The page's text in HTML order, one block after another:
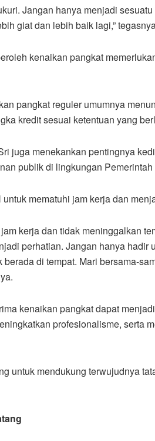
Jangan hanya menjadi
giat dan lebih baik lagi,”
kenaikan pangkat
pangkat reguler umumnya
kredit sesuai ketentuan yang
juga menekankan pentingnya
publik di lingkungan
mematuhi jam kerja dan
kerja dan tidak meninggalkan
perhatian. Jangan hanya hadir
di tempat. Mari bersama-
kenaikan pangkat dapat
profesionalisme, serta
untuk mendukung terwujudnya